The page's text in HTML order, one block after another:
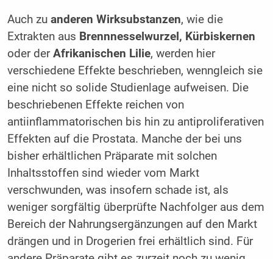
Auch zu anderen Wirksubstanzen, wie die
Extrakten aus Brennnesselwurzel, Kürbiskernen
oder derAfrikanischen Lilie, werden hier
verschiedene Effekte beschrieben, wenngleich sie
eine nicht so solide Studienlage aufweisen. Die
beschriebenen Effekte reichen von
antiinflammatorischen bis hin zu antiproliferativen
Effekten auf die Prostata. Manche der bei uns
bisher erhältlichen Präparate mit solchen
Inhaltsstoffen sind wieder vom Markt
verschwunden, was insofern schade ist, als
weniger sorgfältig überprüfte Nachfolger aus dem
Bereich der Nahrungsergänzungen auf den Markt
drängen und in Drogerien frei erhältlich sind. Für